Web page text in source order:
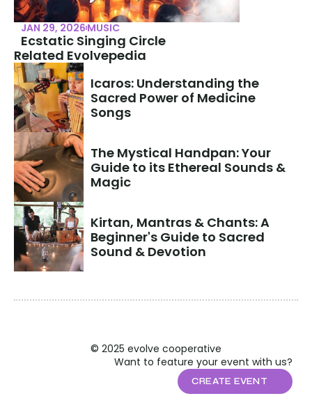
JAN 29, 2026 MUSIC
Ecstatic Singing Circle
Related Evolvepedia
Icaros: Understanding the
Sacred Power of Medicine
Songs
The Mystical Handpan: Your
Guide to its Ethereal Sounds &
Magic
Kirtan, Mantras & Chants: A
Beginner's Guide to Sacred
Sound & Devotion
© 2025 evolve cooperative
Want to feature your event with us?
CREATE EVENT